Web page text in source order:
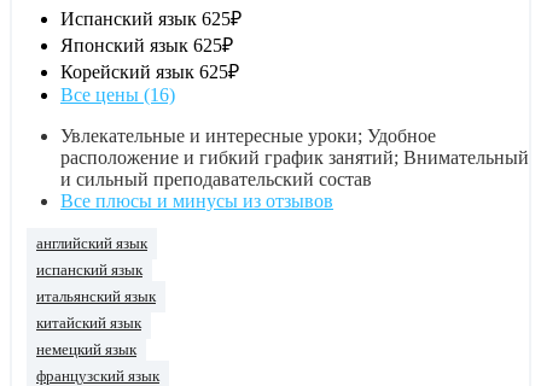
Испанский язык 625₽
Японский язык 625₽
Корейский язык 625₽
Все цены (16)
Увлекательные и интересные уроки; Удобное
расположение и гибкий график занятий; Внимательный
и сильный преподавательский состав
Все плюсы и минусы из отзывов
английский язык
испанский язык
итальянский язык
китайский язык
немецкий язык
французский язык